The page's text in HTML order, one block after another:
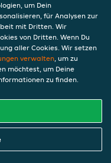
um Dein
für Analysen zur
mit Dritten. Wir
von Dritten. Wenn Du
aller Cookies. Wir setzen
verwalten, um zu
möchtest, um Deine
zu finden.